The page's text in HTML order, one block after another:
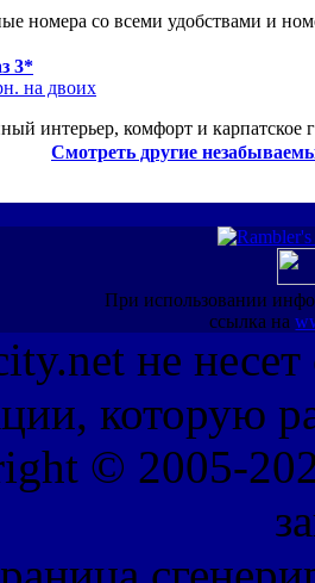
номера со всеми удобствами и
3*
на двоих
интерьер, комфорт и карпатское
Смотреть другие
При использовании
ссылка на
не несет
которую
© 2005-